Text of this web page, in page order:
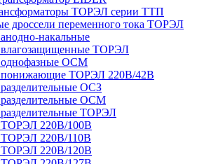
ТОРЭЛ серии ТТП
дроссели переменного тока ТОРЭЛ
накальные
влагозащищенные ТОРЭЛ
однофазные ОСМ
понижающие ТОРЭЛ 220В/42В
ОСЗ
ОСМ
ТОРЭЛ
ТОРЭЛ 220В/100В
ТОРЭЛ 220В/110В
ТОРЭЛ 220В/120В